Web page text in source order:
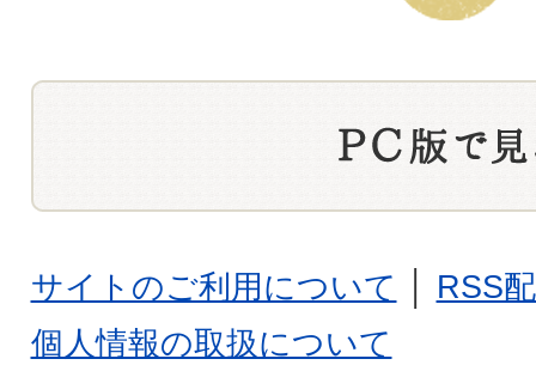
サイトのご利用について
RSS
個人情報の取扱について